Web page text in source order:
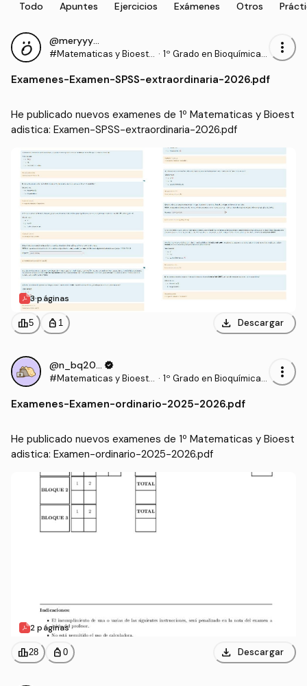
Todo Apuntes Ejercicios Exámenes Otros
@meryyyy_5
#Matematicas y Bioesta · 1º Grado en Bioquímica
more_vert
Examenes-Examen-SPSS-extraordinaria-2026.pdf
He publicado nuevos examenes de 1º Matematicas y Bioest
adistica: Examen-SPSS-extraordinaria-2026.pdf
3 páginas
leaderboard5 personal_bag 1 download Descargar
@n_bq2006verified
#Matematicas y Bioesta · 1º Grado en Bioquímica
more_vert
Examenes-Examen-ordinario-2025-2026.pdf
He publicado nuevos examenes de 1º Matematicas y Bioest
adistica: Examen-ordinario-2025-2026.pdf
2 páginas
leaderboard28 personal_bag 0 download Descargar